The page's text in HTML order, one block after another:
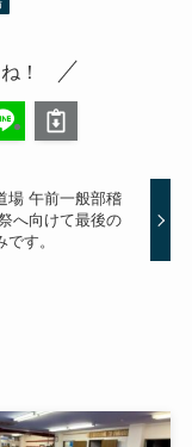
！
場 午前一般部稽
へ向けて最後の
す。